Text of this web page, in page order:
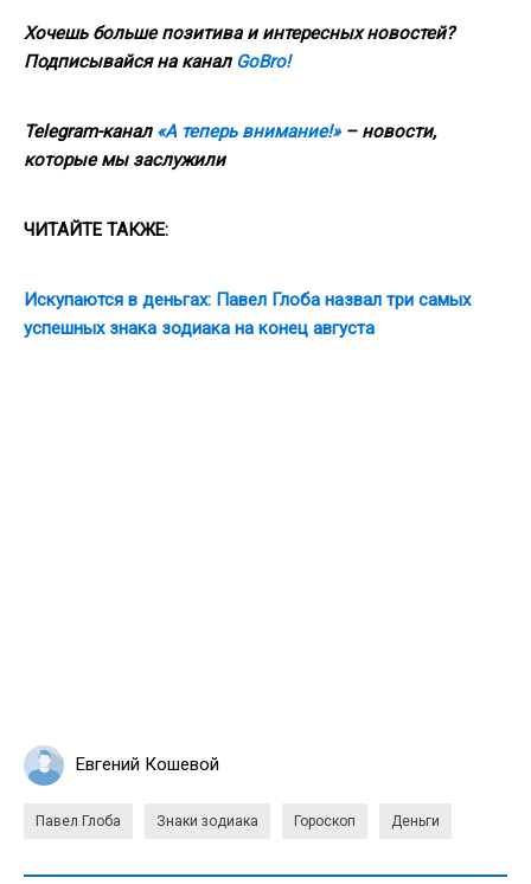
Хочешь больше позитива и интересных новостей?
Подписывайся на канал GoBro!
Telegram-канал «А теперь внимание!»– новости,
которые мы заслужили
ЧИТАЙТЕ ТАКЖЕ:
Искупаются в деньгах: Павел Глоба назвал три самых
успешных знака зодиака на конец августа
Евгений Кошевой
Павел Глоба Знаки зодиака Гороскоп Деньги